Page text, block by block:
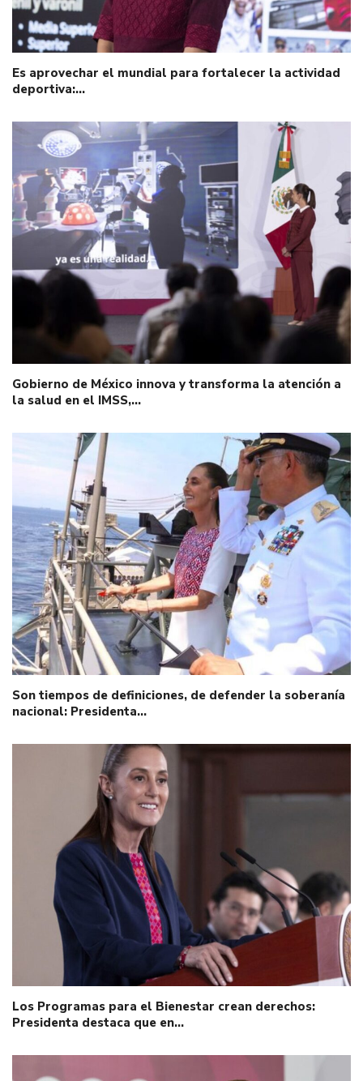
Es aprovechar el mundial para fortalecer la actividad
deportiva:…
Gobierno de México innova y transforma la atención a
la salud en el IMSS,…
Son tiempos de definiciones, de defender la soberanía
nacional: Presidenta…
Los Programas para el Bienestar crean derechos:
Presidenta destaca que en…